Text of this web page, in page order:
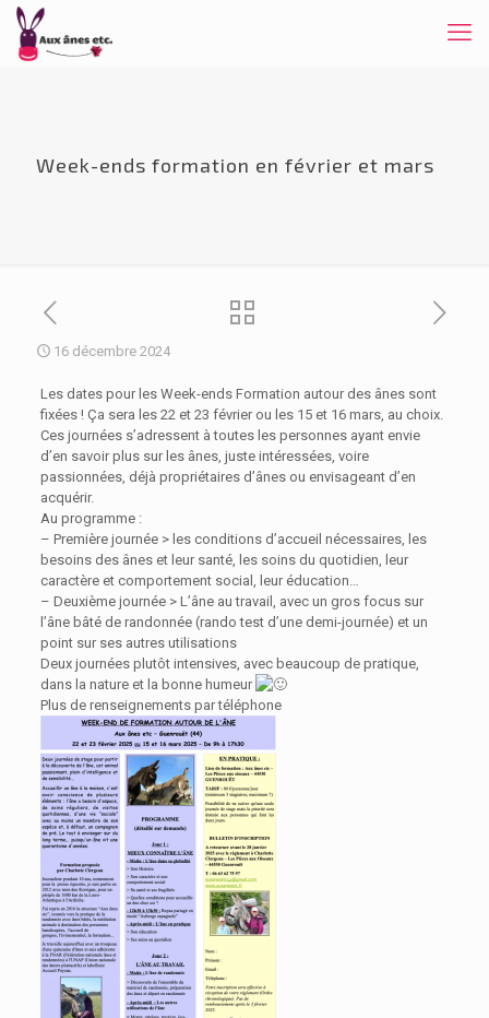
Week-ends formation en février et mars
16 décembre 2024
Les dates pour les Week-ends Formation autour des ânes sont
fixées ! Ça sera les 22 et 23 février ou les 15 et 16 mars, au choix.
Ces journées s’adressent à toutes les personnes ayant envie
d’en savoir plus sur les ânes, juste intéressées, voire
passionnées, déjà propriétaires d’ânes ou envisageant d’en
acquérir.
Au programme :
– Première journée > les conditions d’accueil nécessaires, les
besoins des ânes et leur santé, les soins du quotidien, leur
caractère et comportement social, leur éducation…
– Deuxième journée > L’âne au travail, avec un gros focus sur
l’âne bâté de randonnée (rando test d’une demi-journée) et un
point sur ses autres utilisations
Deux journées plutôt intensives, avec beaucoup de pratique,
dans la nature et la bonne humeur
Plus de renseignements par téléphone